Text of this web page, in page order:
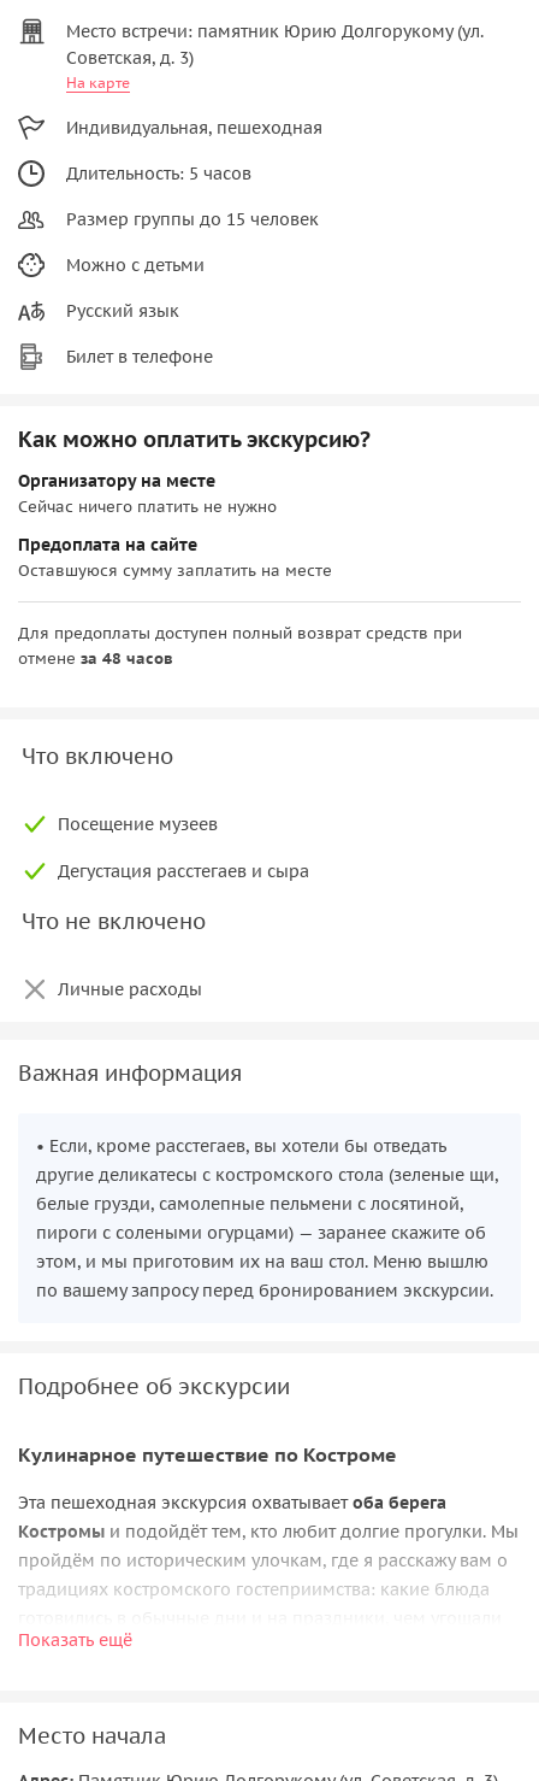
Место встречи: памятник Юрию Долгорукому (ул.
Советская, д. 3)
На карте
Индивидуальная, пешеходная
Длительность: 5 часов
Размер группы до 15 человек
Можно с детьми
Русский язык
Билет в телефоне
Как можно оплатить экскурсию?
Организатору на месте
Сейчас ничего платить не нужно
Предоплата на сайте
Оставшуюся сумму заплатить на месте
Для предоплаты доступен полный возврат средств при
отмене за 48 часов
Что включено
Посещение музеев
Дегустация расстегаев и сыра
Что не включено
Личные расходы
Важная информация
• Если, кроме расстегаев, вы хотели бы отведать
другие деликатесы с костромского стола (зеленые щи,
белые грузди, самолепные пельмени с лосятиной,
пироги с солеными огурцами) — заранее скажите об
этом, и мы приготовим их на ваш стол. Меню вышлю
по вашему запросу перед бронированием экскурсии.
Подробнее об экскурсии
Кулинарное путешествие по Костроме
Эта пешеходная экскурсия охватываетоба берега
Костромы и подойдёт тем, кто любит долгие прогулки. Мы
пройдём по историческим улочкам, где я расскажу вам о
традициях костромского гостеприимства: какие блюда
гостей. Вы откроете для себя
возможность попробовать настоящий
Показать ещё
Место начала